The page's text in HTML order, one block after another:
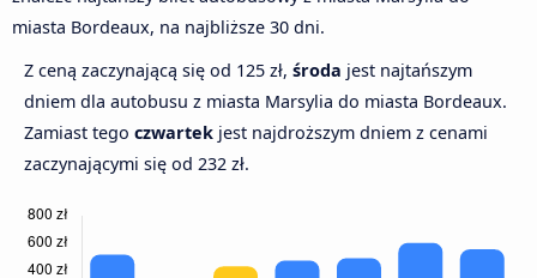
miasta Bordeaux, na najbliższe 30 dni.
Z ceną zaczynającą się od 125 zł, środa jest najtańszym
dniem dla autobusu z miasta Marsylia do miasta Bordeaux.
Zamiast tego czwartek jest najdroższym dniem z cenami
zaczynającymi się od 232 zł.